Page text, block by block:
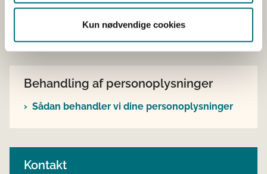
Kun nødvendige cookies
Vejledning og lovstof
Behandling af personoplysninger
Sådan behandler vi dine personoplysninger
Kontakt